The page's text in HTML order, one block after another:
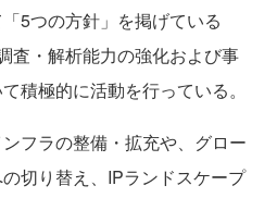
5つの方針」を掲げている
査・解析能力の強化および事
積極的に活動を行っている。
フラの整備・拡充や、グロー
切り替え、IPランドスケープ